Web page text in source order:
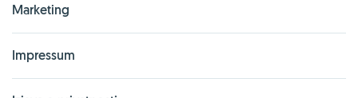
Marketing
Impressum